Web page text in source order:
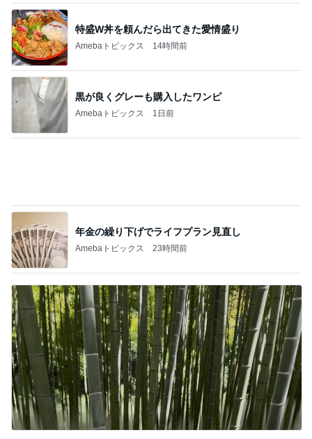
黒が良くグレーも購入したワンピ
Amebaトピックス 1日前
山田 幻想的な竹林で不思議体験
Amebaトピックス 10時間前
記事を読む